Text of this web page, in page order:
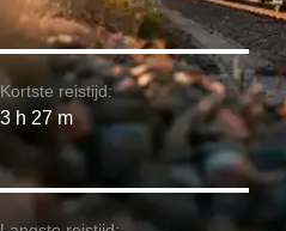
Kortste reistijd:
3 h 27 m